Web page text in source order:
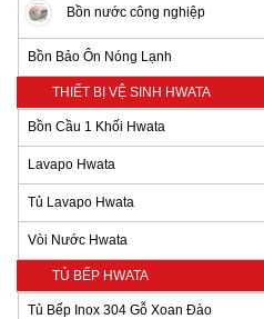
Bồn nước công nghiệp
Bồn Bảo Ôn Nóng Lạnh
THIẾT BỊ VỆ SINH HWATA
Bồn Cầu 1 Khối Hwata
Lavapo Hwata
Tủ Lavapo Hwata
Vòi Nước Hwata
TỦ BẾP HWATA
Tủ Bếp Inox 304 Gỗ Xoan Đào